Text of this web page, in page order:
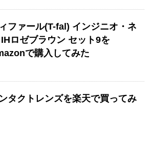
ファール(T-fal) インジニオ・ネ
ロゼブラウン セット9を
で購入してみた
タクトレンズを楽天で買ってみ